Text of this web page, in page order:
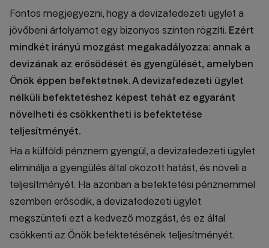
Fontos megjegyezni, hogy a devizafedezeti ügylet a
jövőbeni árfolyamot egy bizonyos szinten rögzíti. Ezért
mindkét irányú mozgást megakadályozza: annak a
devizának az erősödését és gyengülését, amelyben
Önök éppen befektetnek. A devizafedezeti ügylet
nélküli befektetéshez képest tehát ez egyaránt
növelheti és csökkentheti is befektetése
teljesítményét.
Ha a külföldi pénznem gyengül, a devizafedezeti ügylet
eliminálja a gyengülés által okozott hatást, és növeli a
teljesítményét. Ha azonban a befektetési pénznemmel
szemben erősödik, a devizafedezeti ügylet
megszünteti ezt a kedvező mozgást, és ez által
csökkenti az Önök befektetésének teljesítményét.